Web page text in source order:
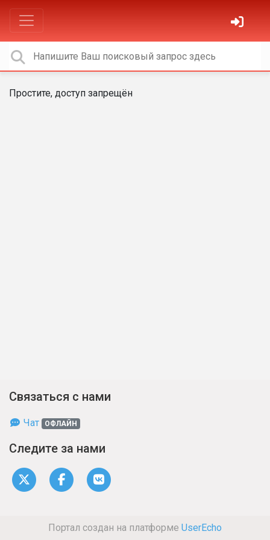
Простите, доступ запрещён
Связаться с нами
Чат ОФЛАЙН
Следите за нами
Портал создан на платформе UserEcho